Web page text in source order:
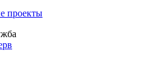
проекты